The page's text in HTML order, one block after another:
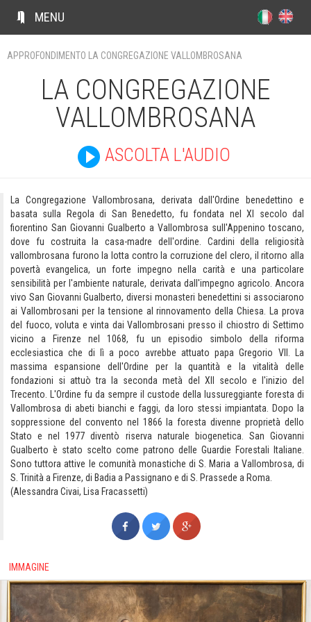
m MENU
Ç
PERCORSI
AREE DI VISITA
APPROFONDIMENTO LA CONGREGAZIONE VALLOMBROSANA
LA CONGREGAZIONE
VALLOMBROSANA
ASCOLTA L'AUDIO
La Congregazione Vallombrosana, derivata dall'Ordine benedettino e
basata sulla Regola di San Benedetto, fu fondata nel XI secolo dal
fiorentino San Giovanni Gualberto a Vallombrosa sull'Appenino toscano,
dove fu costruita la casa-madre dell'ordine. Cardini della religiosità
vallombrosana furono la lotta contro la corruzione del clero, il ritorno alla
povertà evangelica, un forte impegno nella carità e una particolare
sensibilità per l'ambiente naturale, derivata dall'impegno agricolo. Ancora
vivo San Giovanni Gualberto, diversi monasteri benedettini si associarono
ai Vallombrosani per la tensione al rinnovamento della Chiesa. La prova
del fuoco, voluta e vinta dai Vallombrosani presso il chiostro di Settimo
vicino a Firenze nel 1068, fu un episodio simbolo della riforma
ecclesiastica che di lì a poco avrebbe attuato papa Gregorio VII. La
massima espansione dell'Ordine per la quantità e la vitalità delle
fondazioni si attuò tra la seconda metà del XII secolo e l'inizio del
Trecento. L'Ordine fu da sempre il custode della lussureggiante foresta di
Vallombrosa di abeti bianchi e faggi, da loro stessi impiantata. Dopo la
soppressione del convento nel 1866 la foresta divenne proprietà dello
Stato e nel 1977 diventò riserva naturale biogenetica. San Giovanni
Gualberto è stato scelto come patrono delle Guardie Forestali Italiane.
Sono tuttora attive le comunità monastiche di S. Maria a Vallombrosa, di
S. Trinità a Firenze, di Badia a Passignano e di S. Prassede a Roma.
(Alessandra Civai, Lisa Fracassetti)
IMMAGINE